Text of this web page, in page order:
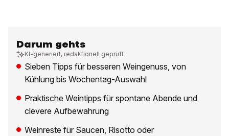
Darum gehts
KI-generiert, redaktionell geprüft
Sieben Tipps für besseren Weingenuss, von
Kühlung bis Wochentag-Auswahl
Praktische Weintipps für spontane Abende und
clevere Aufbewahrung
Weinreste für Saucen, Risotto oder